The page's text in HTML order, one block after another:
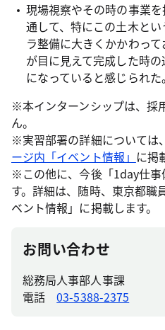
現場視察やその時の事業
通して、特にこの土木と
ラ整備に大きくかかわっ
が目に見えて完成した時
になっていると感じられた。
※本インターンシップは、採
ん。
※実習部署の詳細については、
ージ内「イベント情報」 に掲
※この他に、今後「1day仕
す。詳細は、随時、東京都職
ベント情報」に掲載します。
お問い合わせ
総務局人事部人事課
電話03-5388-2375